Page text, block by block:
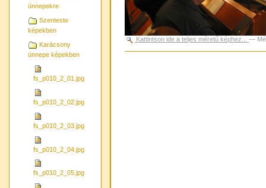
ünnepekre
Szenteste
képekben
Karácsony
ünnepe képekben
fs_p010_2_01.jpg
fs_p010_2_02.jpg
fs_p010_2_03.jpg
fs_p010_2_04.jpg
fs_p010_2_05.jpg
Kattintson ide a teljes méretű képhez... —